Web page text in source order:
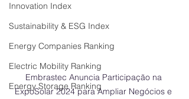
Innovation Index
Sustainability & ESG Index
Energy Companies Ranking
Electric Mobility Ranking
Energy Storage Ranking
Embrastec Anuncia Participação na
ExpoSolar 2024 para Ampliar Negócios e